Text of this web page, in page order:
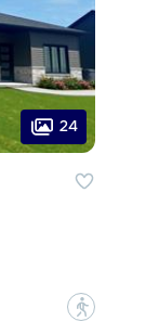
24
?